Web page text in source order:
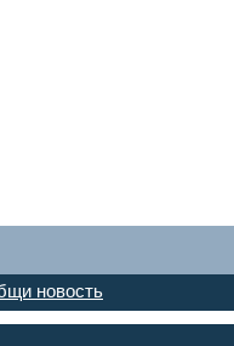
новость